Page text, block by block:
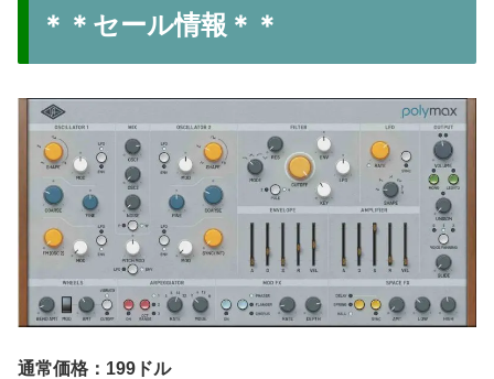
＊＊セール情報＊＊
通常価格：199ドル